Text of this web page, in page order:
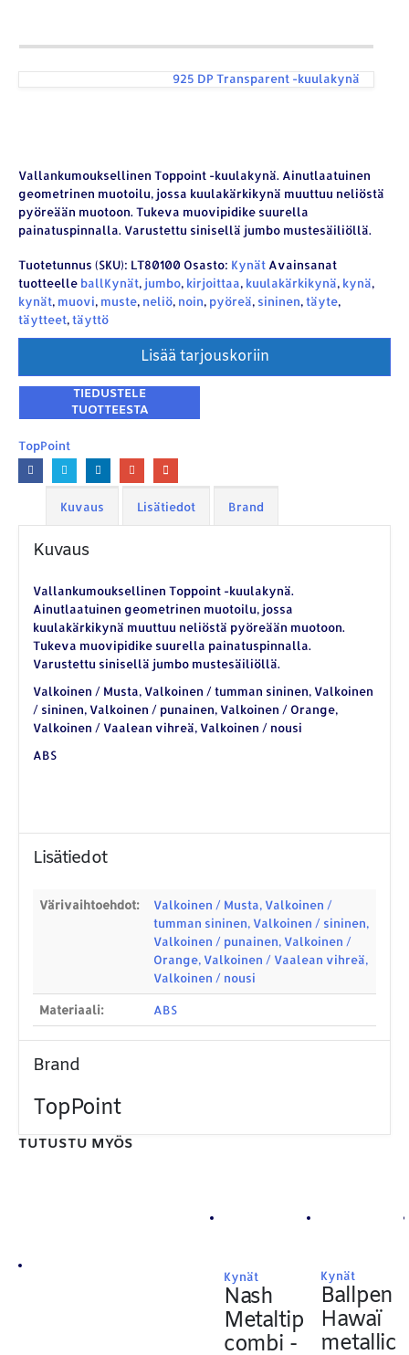
925 DP Transparent -kuulakynä
Vallankumouksellinen Toppoint -kuulakynä. Ainutlaatuinen
geometrinen muotoilu, jossa kuulakärkikynä muuttuu neliöstä
pyöreään muotoon. Tukeva muovipidike suurella
painatuspinnalla. Varustettu sinisellä jumbo mustesäiliöllä.
Tuotetunnus (SKU): LT80100 Osasto: Kynät Avainsanat
tuotteelle ballKynät, jumbo, kirjoittaa, kuulakärkikynä, kynä,
kynät, muovi, muste, neliö, noin, pyöreä, sininen,täyte,
täytteet,täyttö
Lisää tarjouskoriin
TopPoint
Kuvaus Lisätiedot Brand
Kuvaus
Vallankumouksellinen Toppoint -kuulakynä.
Ainutlaatuinen geometrinen muotoilu, jossa
kuulakärkikynä muuttuu neliöstä pyöreään muotoon.
Tukeva muovipidike suurella painatuspinnalla.
Varustettu sinisellä jumbo mustesäiliöllä.
Valkoinen / Musta, Valkoinen / tumman sininen, Valkoinen
/ sininen, Valkoinen / punainen, Valkoinen / Orange,
Valkoinen / Vaalean vihreä, Valkoinen / nousi
ABS
Lisätiedot
Värivaihtoehdot:
Valkoinen / Musta, Valkoinen /
tumman sininen, Valkoinen / sininen,
Valkoinen / punainen, Valkoinen /
Orange, Valkoinen / Vaalean vihreä,
Valkoinen / nousi
Materiaali: ABS
Brand
TopPoint
TUTUSTU MYÖS
Kynät
Nash
Metaltip
combi -
Kynät
Ballpen
Hawaï
metallic
Hikivuorenkatu 14 C 20, 33710 Tampere
040-7549431
royal.yrityslahjat@gmail.com
ETSI TUOTTEITA
search